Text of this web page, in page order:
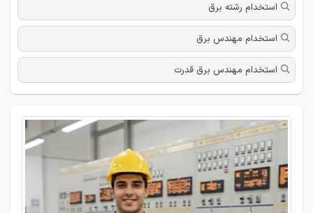
استخدام رشته برق
استخدام مهندس برق
استخدام مهندس برق قدرت